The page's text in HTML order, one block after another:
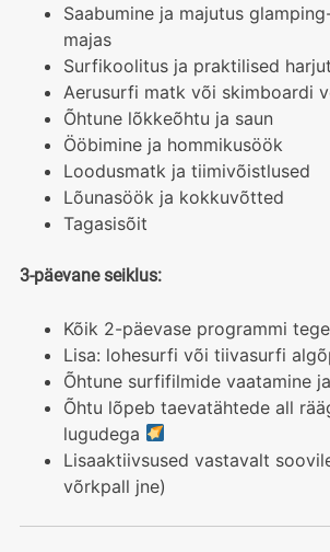
Saabumine ja majutus
majas
Surfikoolitus ja praktilised
Aerusurfi matk või skimboardi
Õhtune lõkkeõhtu ja saun
Ööbimine ja hommikusöök
Loodusmatk ja tiimivõistlused
Lõunasöök ja kokkuvõtted
Tagasisõit
3-päevane seiklus:
Kõik 2-päevase programmi
Lisa: lohesurfi või tiivasurfi
Õhtune surfifilmide vaatamine
Õhtu lõpeb taevatähtede all
lugudega
Lisaaktiivsused vastavalt
võrkpall jne)